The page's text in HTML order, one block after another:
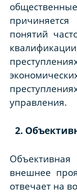
понятий
управления.
2.
внешнее
отвечает на